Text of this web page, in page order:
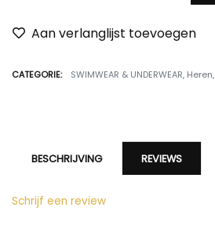
Aan verlanglijst toevoegen
CATEGORIE: SWIMWEAR & UNDERWEAR, Heren,
BESCHRIJVING REVIEWS
Schrijf een review